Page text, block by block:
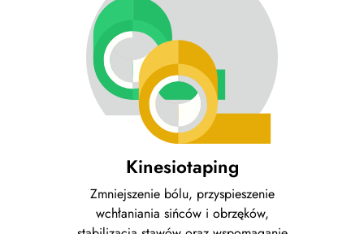
Kinesiotaping
Zmniejszenie bólu, przyspieszenie
wchłaniania sińców i obrzęków,